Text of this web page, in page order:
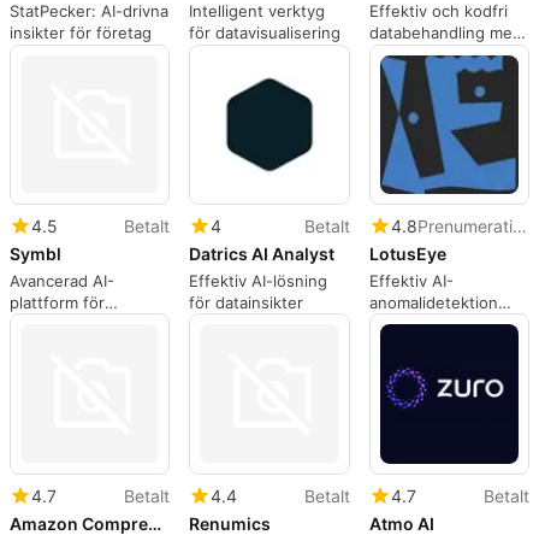
StatPecker: AI-drivna
insikter för företag
Intelligent verktyg
för datavisualisering
Effektiv och kodfri
databehandling med
Siege AI
4.5
Betalt
Symbl
Avancerad AI-
plattform för
konversationsanalys
4
Betalt
Datrics AI Analyst
Effektiv AI-lösning
för datainsikter
4.8
Prenumeration
LotusEye
Effektiv AI-
anomalidetektion
med LotusEye
4.7
Betalt
Amazon Comprehend
4.4
Betalt
Renumics
4.7
Betalt
Atmo AI